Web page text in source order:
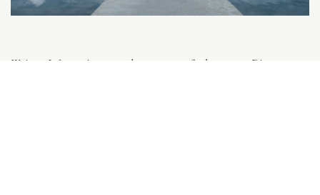
Weitere Informationen auch unter www.fla-keys.com
. Die